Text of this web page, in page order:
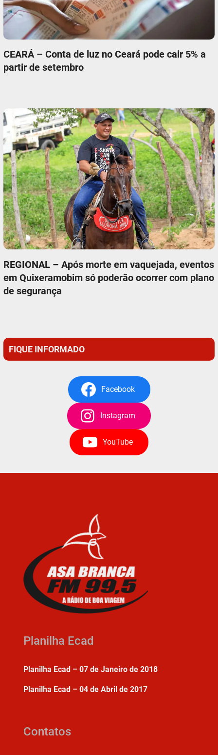
CEARÁ – Conta de luz no Ceará pode cair 5% a
partir de setembro
REGIONAL – Após morte em vaquejada, eventos
em Quixeramobim só poderão ocorrer com plano
de segurança
FIQUE INFORMADO
Facebook
Instagram
YouTube
Planilha Ecad
Planilha Ecad – 07 de Janeiro de 2018
Planilha Ecad – 04 de Abril de 2017
Contatos